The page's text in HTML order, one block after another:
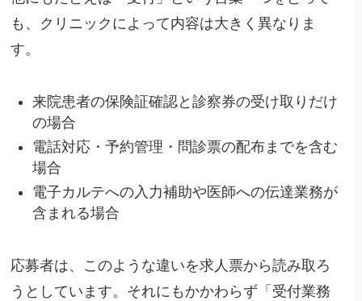
も、クリニックによって内容は大きく異なりま
す。
来院患者の保険証確認と診察券の受け取りだけ
の場合
電話対応・予約管理・問診票の配布までを含む
場合
電子カルテへの入力補助や医師への伝達業務が
含まれる場合
応募者は、このような違いを求人票から読み取ろ
うとしています。それにもかかわらず「受付業務